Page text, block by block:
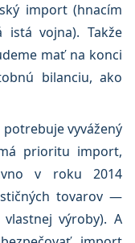
import (hnacím
vojna). Takže
mať na konci
bilanciu, ako
vyvážený
prioritu import,
v roku 2014
tovarov —
výroby). A